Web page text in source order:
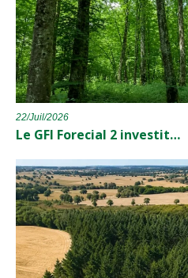
22/Juil/2026
Le GFI Forecial 2 investit…